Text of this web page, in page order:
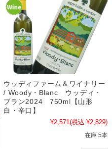
ウッディファーム＆ワイナリー
/ Woody・Blanc ウッディ・
ブラン2024 750ml【山形
白・辛口】
¥2,571(税込 ¥2,829)
在庫 5本